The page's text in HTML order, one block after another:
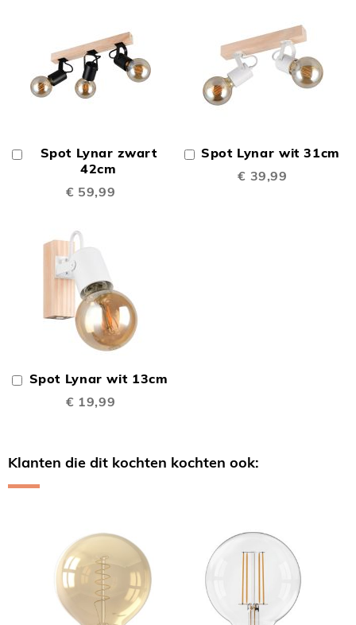
Spot Lynar zwart
42cm
€ 59,99
Winkelwagen
Spot Lynar wit 31cm
€ 39,99
In
Winkelwagen
Spot Lynar wit 13cm
€ 19,99
In
Winkelwagen
Klanten die dit kochten kochten ook: